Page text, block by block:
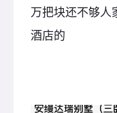
万把块还不够人
酒店的